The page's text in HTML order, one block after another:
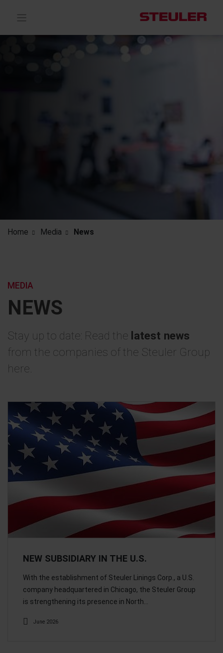
Home Media News
NEWS
MEDIA
Stay up to date: Read the latest news
from the companies of the Steuler Group
here.
NEW SUBSIDIARY IN THE U.S.
With the establishment of Steuler Linings Corp., a U.S.
company headquartered in Chicago, the Steuler Group
is strengthening its presence in North…
June 2026